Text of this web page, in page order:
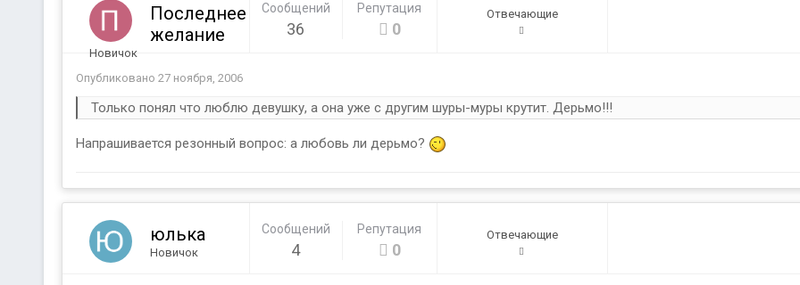
Последнее
желание
Новичок
Сообщений
36
Репутация
0
Отвечающие
Опубликовано 27 ноября, 2006
Только понял что люблю девушку, а она уже с другим шуры-муры крутит. Дерьмо!!!
Напрашивается резонный вопрос: а любовь ли дерьмо?
юлька
Новичок
Сообщений
4
Репутация
0
Отвечающие